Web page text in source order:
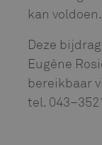
kan voldoen.
Deze
Eugène
bereikbaar
tel.